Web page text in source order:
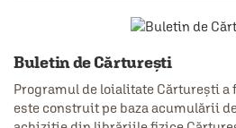
Buletin de Cărturești
Programul de loialitate Cărturești a
este construit pe baza acumulării